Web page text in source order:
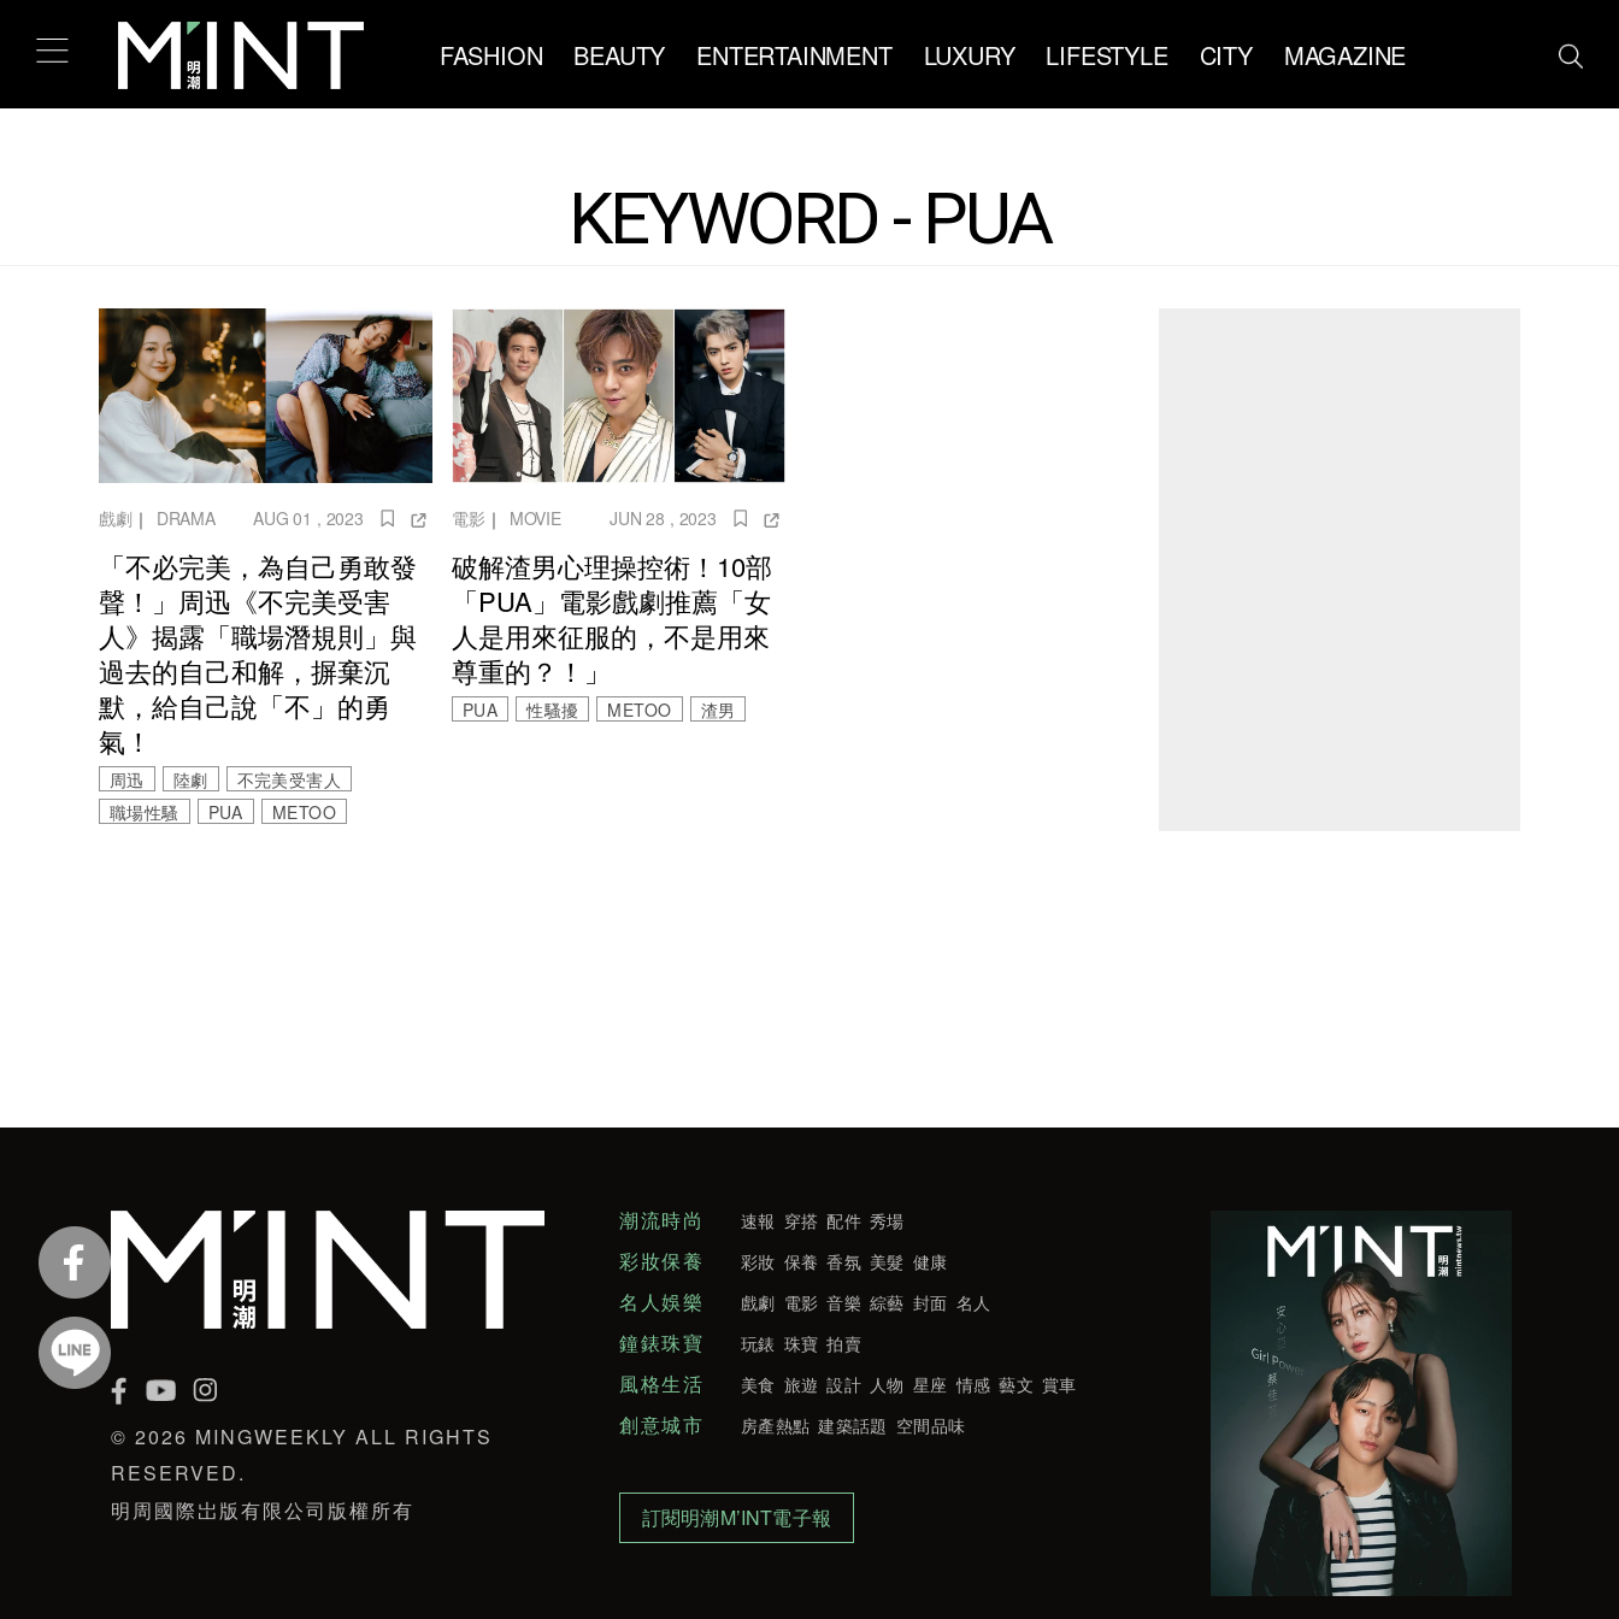
FASHION BEAUTY ENTERTAINMENT LUXURY LIFESTYLE CITY MAGAZINE
KEYWORD - PUA
戲劇 ｜ DRAMA AUG 01 , 2023
「不必完美，為自己勇敢發
聲！」周迅《不完美受害
人》揭露「職場潛規則」與
過去的自己和解，摒棄沉
默，給自己說「不」的勇
氣！
周迅 陸劇
不完美受害人
職場性騷
PUA METOO
電影 ｜ MOVIE JUN 28 , 2023
破解渣男心理操控術！10部
「PUA」電影戲劇推薦「女
人是用來征服的，不是用來
尊重的？！」
PUA 性騷擾 METOO 渣男
© 2026 MINGWEEKLY ALL RIGHTS
RESERVED.
明周國際岀版有限公司版權所有
潮流時尚 速報 穿搭 配件 秀場
彩妝保養 彩妝 保養 香氛 美髮 健康
名人娛樂 戲劇 電影 音樂 綜藝 封面 名人
鐘錶珠寶 玩錶 珠寶 拍賣
風格生活 美食 旅遊 設計 人物 星座 情感 藝文 賞車
創意城市 房產熱點 建築話題 空間品味
訂閱明潮M’INT電子報